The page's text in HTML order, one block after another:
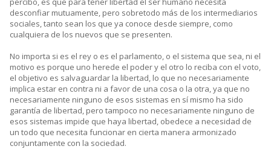
desconfiar mutuamente, pero sobretodo más de los intermediarios
sociales, tanto sean los que ya conoce desde siempre, como
cualquiera de los nuevos que se presenten.
No importa si es el rey o es el parlamento, o el sistema que sea, ni el
motivo es porque uno herede el poder y el otro lo reciba con el voto,
el objetivo es salvaguardar la libertad, lo que no necesariamente
implica estar en contra ni a favor de una cosa o la otra, ya que no
necesariamente ninguno de esos sistemas en sí mismo ha sido
garantía de libertad, pero tampoco no necesariamente ninguno de
esos sistemas impide que haya libertad, obedece a necesidad de
un todo que necesita funcionar en cierta manera armonizado
conjuntamente con la sociedad.